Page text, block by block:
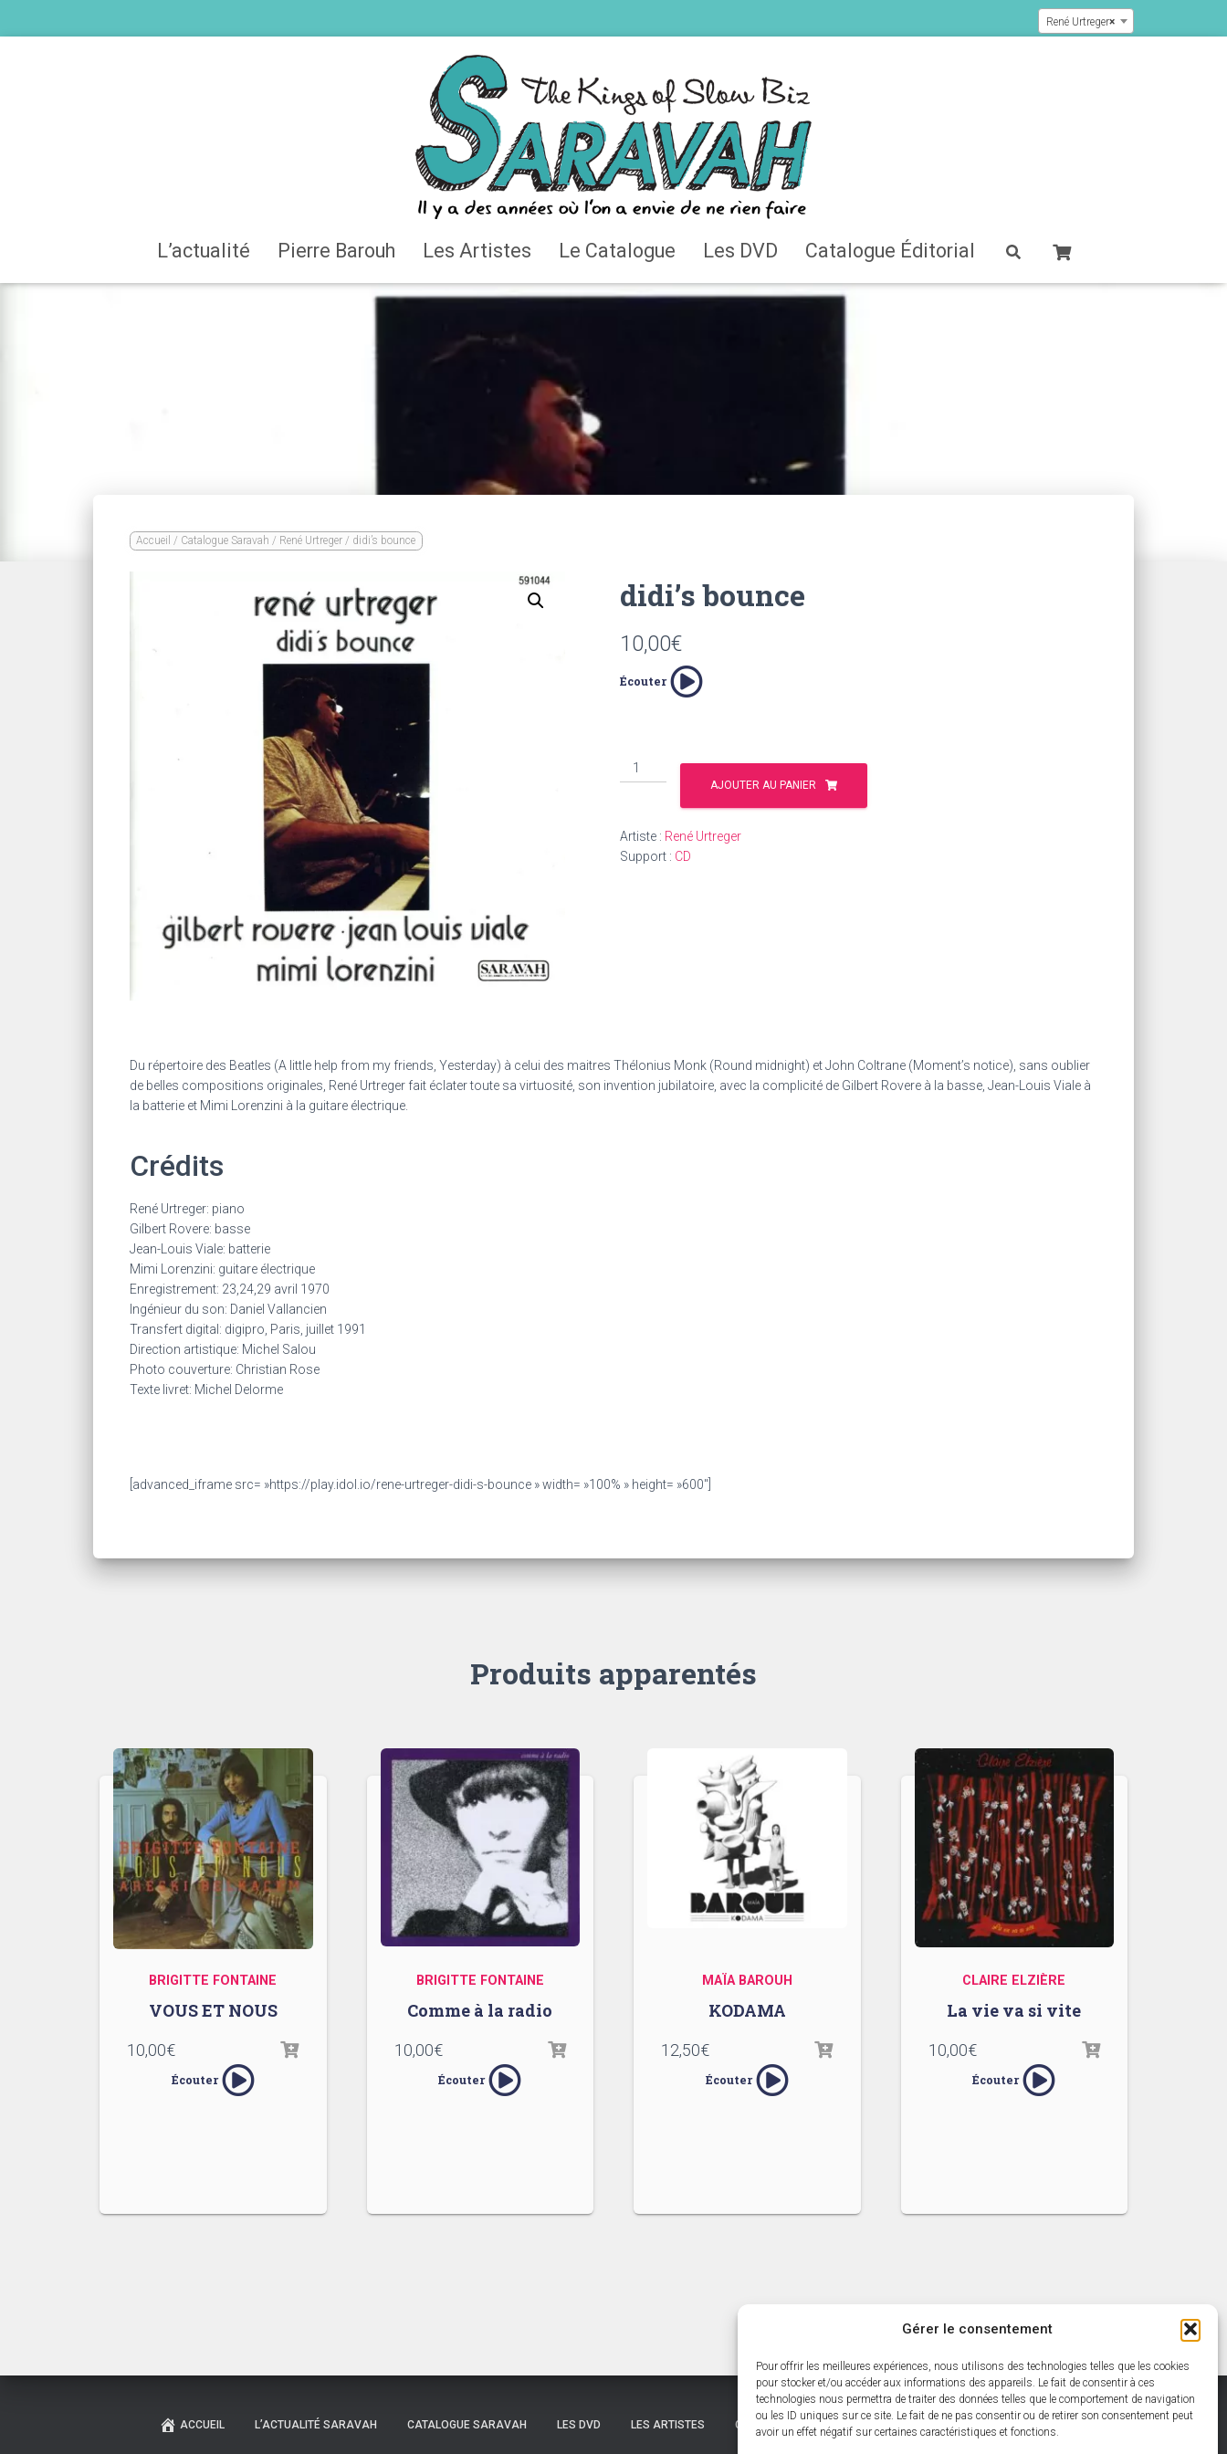
Gérer le consentement
Pour offrir les meilleures expériences, nous utilisons des technologies telles que les cookies
pour stocker et/ou accéder aux informations des appareils. Le fait de consentir à ces
technologies nous permettra de traiter des données telles que le comportement de navigation
ou les ID uniques sur ce site. Le fait de ne pas consentir ou de retirer son consentement peut
avoir un effet négatif sur certaines caractéristiques et fonctions.
×
René Urtreger
L’actualité Pierre Barouh Les Artistes Le Catalogue Les DVD Catalogue Éditorial
Accueil / Catalogue Saravah / René Urtreger / didi’s bounce
didi’s bounce
10,00€
Écouter
quantité
de
AJOUTER AU PANIER
Artiste : René Urtreger
Support : CD
Du répertoire des Beatles (A little help from my friends, Yesterday) à celui des maitres Thélonius Monk (Round midnight) et John Coltrane (Moment’s notice), sans oublier
de belles compositions originales, René Urtreger fait éclater toute sa virtuosité, son invention jubilatoire, avec la complicité de Gilbert Rovere à la basse, Jean-Louis Viale à
la batterie et Mimi Lorenzini à la guitare électrique.
Crédits
René Urtreger: piano
Gilbert Rovere: basse
Jean-Louis Viale: batterie
Mimi Lorenzini: guitare électrique
Enregistrement: 23,24,29 avril 1970
Ingénieur du son: Daniel Vallancien
Transfert digital: digipro, Paris, juillet 1991
Direction artistique: Michel Salou
Photo couverture: Christian Rose
Texte livret: Michel Delorme
[advanced_iframe src= »https://play.idol.io/rene-urtreger-didi-s-bounce » width= »100% » height= »600″]
Produits apparentés
BRIGITTE FONTAINE
VOUS ET NOUS
10,00€
Écouter
BRIGITTE FONTAINE
Comme à la radio
10,00€
Écouter
MAÏA BAROUH
KODAMA
12,50€
Écouter
CLAIRE ELZIÈRE
La vie va si vite
10,00€
Écouter
ACCUEIL L’ACTUALITÉ SARAVAH CATALOGUE SARAVAH LES DVD LES ARTISTES CATALOGUE ÉDITORIAL MON COMPTE